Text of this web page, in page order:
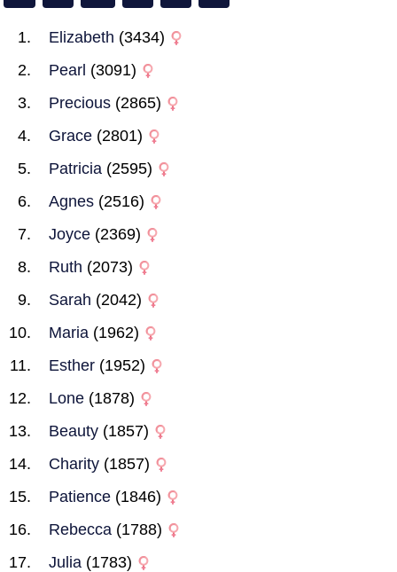
Elizabeth (3434)
Pearl (3091)
Precious (2865)
Grace (2801)
Patricia (2595)
Agnes (2516)
Joyce (2369)
Ruth (2073)
Sarah (2042)
Maria (1962)
Esther (1952)
Lone (1878)
Beauty (1857)
Charity (1857)
Patience (1846)
Rebecca (1788)
Julia (1783)